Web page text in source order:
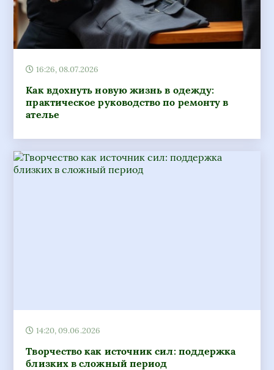
16:26, 08.07.2026
Как вдохнуть новую жизнь в одежду:
практическое руководство по ремонту в
ателье
14:20, 09.06.2026
Творчество как источник сил: поддержка
близких в сложный период